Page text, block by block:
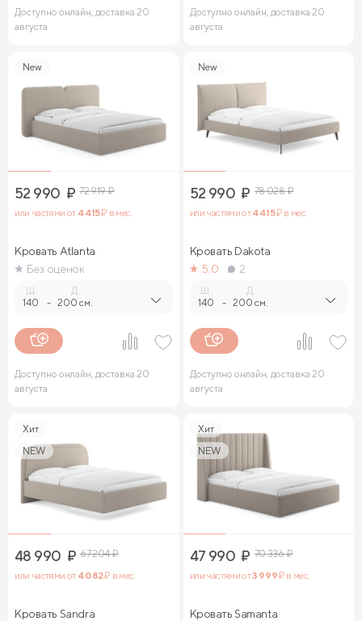
Доступно онлайн, доставка 20
августа
Доступно онлайн, доставка 20
августа
New
52 990 ₽ 72 919₽
или частями от 4 415₽ в мес.
Кровать Atlanta
Без оценок
140 -
Д.
200 см.
Доступно онлайн, доставка 20
августа
New
52 990 ₽ 78 028₽
или частями от4 415₽ в мес.
Кровать Dakota
5.0
2
140 -
Д.
200 см.
Доступно онлайн, доставка 20
августа
Хит
NEW
48 990 ₽ 67 204₽
или частями от 4 082₽ в мес.
Кровать Sandra
Хит
NEW
47 990 ₽ 70 336₽
или частями от3 999₽ в мес.
Кровать Samanta